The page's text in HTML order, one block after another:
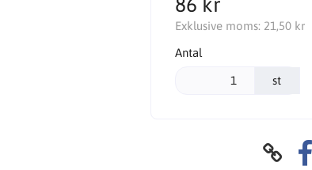
Exklusive moms: 21,50 kr
Antal
st